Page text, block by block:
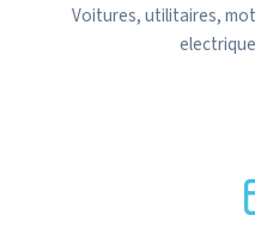
Voitures, utilitaires,